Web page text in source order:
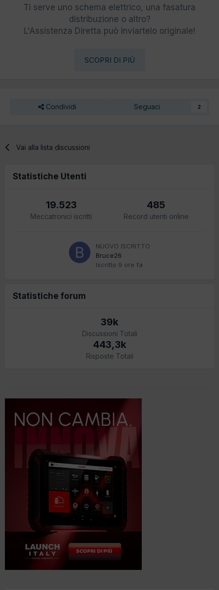
Ti serve uno schema elettrico, una fasatura
distribuzione o altro?
L'Assistenza Diretta può inviartelo originale!
SCOPRI DI PIÙ
Condividi Seguaci 2
Vai alla lista discussioni
Statistiche Utenti
19.523
Meccatronici iscritti
485
Record utenti online
NUOVO ISCRITTO
Bruce26
Iscritto 9 ore fa
Statistiche forum
39k
Discussioni Totali
443,3k
Risposte Totali